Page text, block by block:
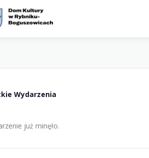
Wydarzenia
już minęło.